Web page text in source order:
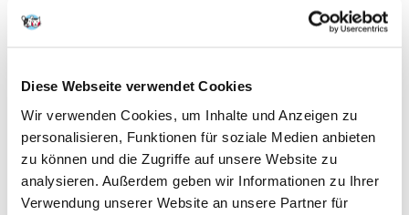
Diese Webseite verwendet Cookies
Wir verwenden Cookies, um Inhalte und Anzeigen zu
personalisieren, Funktionen für soziale Medien anbieten
zu können und die Zugriffe auf unsere Website zu
analysieren. Außerdem geben wir Informationen zu Ihrer
Verwendung unserer Website an unsere Partner für
Recommend
REZENSION VERFASSEN
Produktbeschreibung
Bürste zum Aufsammeln von Haaren aus Polstern und
Teppichen.